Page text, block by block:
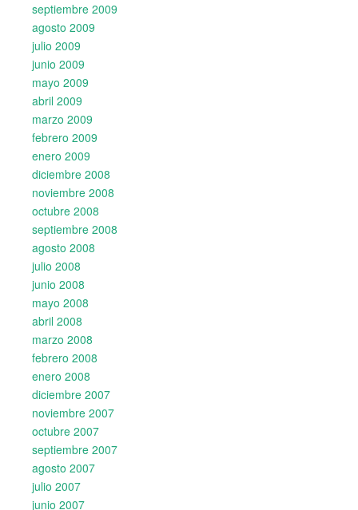
septiembre 2009
agosto 2009
julio 2009
junio 2009
mayo 2009
abril 2009
marzo 2009
febrero 2009
enero 2009
diciembre 2008
noviembre 2008
octubre 2008
septiembre 2008
agosto 2008
julio 2008
junio 2008
mayo 2008
abril 2008
marzo 2008
febrero 2008
enero 2008
diciembre 2007
noviembre 2007
octubre 2007
septiembre 2007
agosto 2007
julio 2007
junio 2007